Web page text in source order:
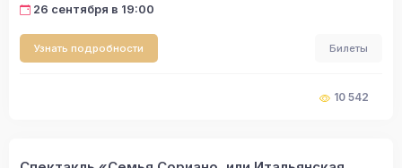
26 сентября в 19:00
Узнать подробности Билеты
10 542